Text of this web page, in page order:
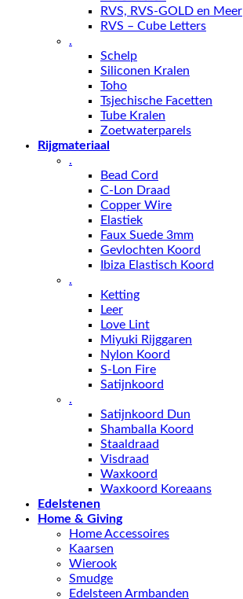
RVS, RVS-GOLD en Meer
RVS – Cube Letters
.
Schelp
Siliconen Kralen
Toho
Tsjechische Facetten
Tube Kralen
Zoetwaterparels
Rijgmateriaal
.
Bead Cord
C-Lon Draad
Copper Wire
Elastiek
Faux Suede 3mm
Gevlochten Koord
Ibiza Elastisch Koord
.
Ketting
Leer
Love Lint
Miyuki Rijggaren
Nylon Koord
S-Lon Fire
Satijnkoord
.
Satijnkoord Dun
Shamballa Koord
Staaldraad
Visdraad
Waxkoord
Waxkoord Koreaans
Edelstenen
Home & Giving
Home Accessoires
Kaarsen
Wierook
Smudge
Edelsteen Armbanden